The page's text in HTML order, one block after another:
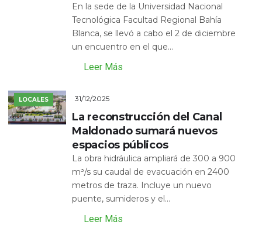
En la sede de la Universidad Nacional
Tecnológica Facultad Regional Bahía
Blanca, se llevó a cabo el 2 de diciembre
un encuentro en el que...
Leer Más
LOCALES 31/12/2025
La reconstrucción del Canal
Maldonado sumará nuevos
espacios públicos
La obra hidráulica ampliará de 300 a 900
m³/s su caudal de evacuación en 2400
metros de traza. Incluye un nuevo
puente, sumideros y el...
Leer Más